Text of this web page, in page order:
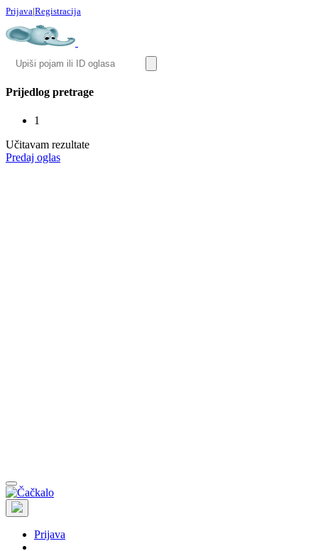
Prijava|Registracija
Prijedlog pretrage
1
Učitavam rezultate
Predaj oglas
Prijava